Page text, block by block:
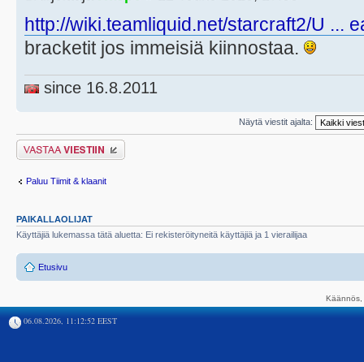
http://wiki.teamliquid.net/starcraft2/U ...
bracketit jos immeisiä kiinnostaa.
since 16.8.2011
Näytä viestit ajalta:
Lähetä vastaus
Paluu Tiimit & klaanit
PAIKALLAOLIJAT
Käyttäjiä lukemassa tätä aluetta: Ei rekisteröityneitä käyttäjiä ja 1 vierailijaa
Etusivu
06.08.2026, 11:12:52 EEST